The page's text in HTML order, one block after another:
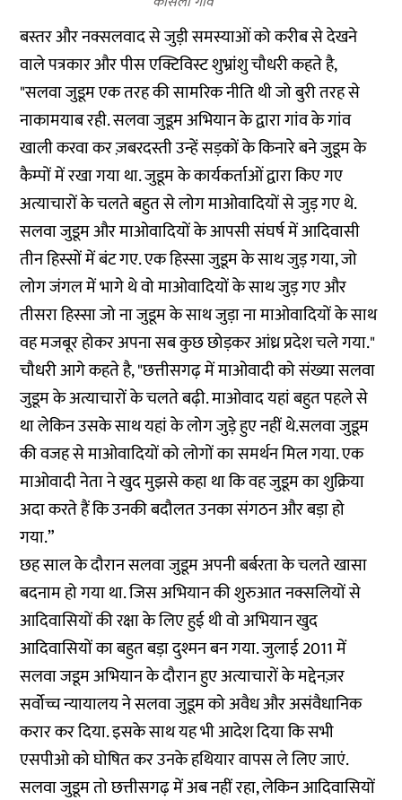
बस्तर और नक्सलवाद से जुड़ी समस्याओं को करीब से देखने
वाले पत्रकार और पीस एक्टिविस्ट शुभ्रांशु चौधरी कहते है,
"सलवा जुडूम एक तरह की सामरिक नीति थी जो बुरी तरह से
नाकामयाब रही. सलवा जुडूम अभियान के द्वारा गांव के गांव
खाली करवा कर ज़बरदस्ती उन्हें सड़कों के किनारे बने जुडूम के
कैम्पों में रखा गया था. जुडूम के कार्यकर्ताओं द्वारा किए गए
अत्याचारों के चलते बहुत से लोग माओवादियों से जुड़ गए थे.
सलवा जुडूम और माओवादियों के आपसी संघर्ष में आदिवासी
तीन हिस्सों में बंट गए. एक हिस्सा जुडूम के साथ जुड़ गया, जो
लोग जंगल में भागे थे वो माओवादियों के साथ जुड़ गए और
तीसरा हिस्सा जो ना जुडूम के साथ जुड़ा ना माओवादियों के साथ
वह मजबूर होकर अपना सब कुछ छोड़कर आंध्र प्रदेश चले गया."
चौधरी आगे कहते है, "छत्तीसगढ़ में माओवादी को संख्या सलवा
जुडूम के अत्याचारों के चलते बढ़ी. माओवाद यहां बहुत पहले से
था लेकिन उसके साथ यहां के लोग जुड़े हुए नहीं थे.सलवा जुडूम
की वजह से माओवादियों को लोगों का समर्थन मिल गया. एक
माओवादी नेता ने खुद मुझसे कहा था कि वह जुडूम का शुक्रिया
अदा करते हैं कि उनकी बदौलत उनका संगठन और बड़ा हो
गया.”
छह साल के दौरान सलवा जुडूम अपनी बर्बरता के चलते खासा
बदनाम हो गया था. जिस अभियान की शुरुआत नक्सलियों से
आदिवासियों की रक्षा के लिए हुई थी वो अभियान खुद
आदिवासियों का बहुत बड़ा दुश्मन बन गया. जुलाई 2011 में
सलवा जडूम अभियान के दौरान हुए अत्याचारों के मद्देनज़र
सर्वोच्च न्यायालय ने सलवा जुडूम को अवैध और असंवैधानिक
करार कर दिया. इसके साथ यह भी आदेश दिया कि सभी
एसपीओ को घोषित कर उनके हथियार वापस ले लिए जाएं.
सलवा जुडूम तो छत्तीसगढ़ में अब नहीं रहा, लेकिन आदिवासियों